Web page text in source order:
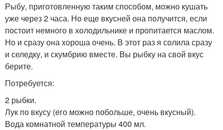
Рыбу, приготовленную таким способом, можно кушать
уже через 2 часа. Но еще вкусней она получится, если
постоит немного в холодильнике и пропитается маслом.
Но и сразу она хороша очень. В этот раз я солила сразу
и селедку, и скумбрию вместе. Вы рыбку на свой вкус
берите.
Потребуется:
2 рыбки.
Лук по вкусу (его можно побольше, очень вкусный).
Вода комнатной температуры 400 мл.